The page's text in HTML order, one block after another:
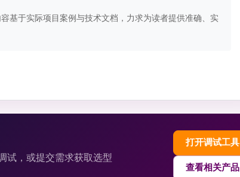
基于实际项目案例与技术文档，力求为读者提供准确、实
试，或提交需求获取选型
打开调试工具
查看相关产品